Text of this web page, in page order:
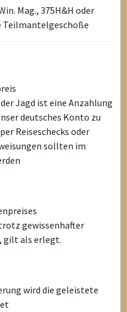
Mag., 375H&H oder
Teilmantelgeschoße
Jagd ist eine Anzahlung
deutsches Konto zu
Reiseschecks oder
sollten im
gewissenhafter
gilt als erlegt.
wird die geleistete